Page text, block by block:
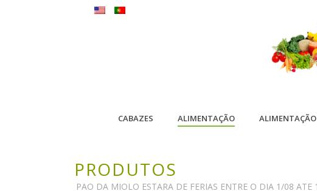
CABAZES ALIMENTAÇÃO ALIMENTAÇÃO
PRODUTOS
PAO DA MIOLO ESTARA DE FERIAS ENTRE O DIA 1/08 ATE